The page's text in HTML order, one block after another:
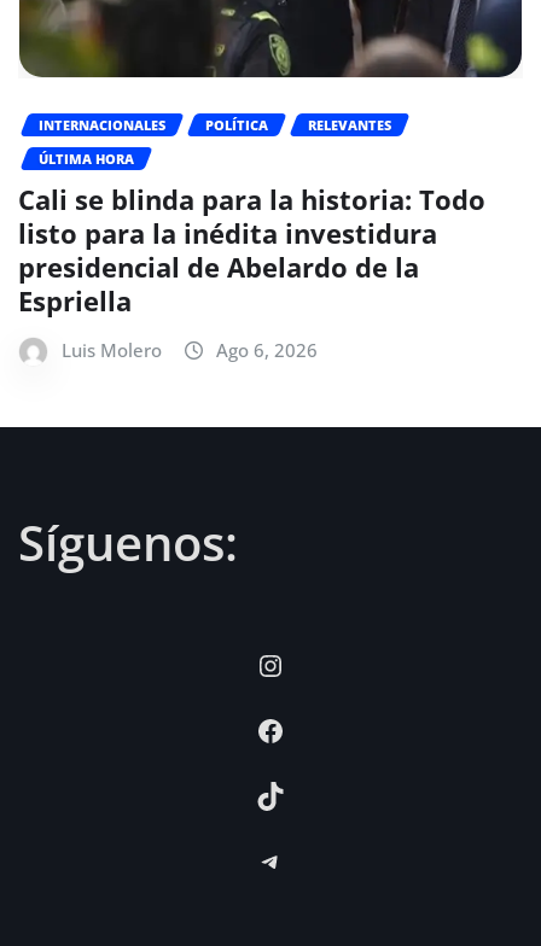
INTERNACIONALES POLÍTICA
RELEVANTES
ÚLTIMA HORA
Cali se blinda para la historia: Todo
listo para la inédita investidura
presidencial de Abelardo de la
Espriella
Luis Molero Ago 6, 2026
Síguenos:
Instagram
Facebook
TikTok
Telegram